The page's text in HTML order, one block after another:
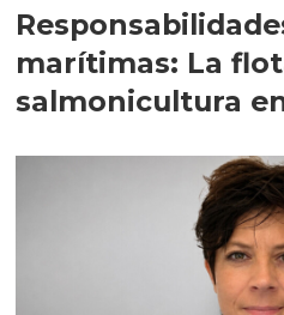
marítimas: La
salmonicultura